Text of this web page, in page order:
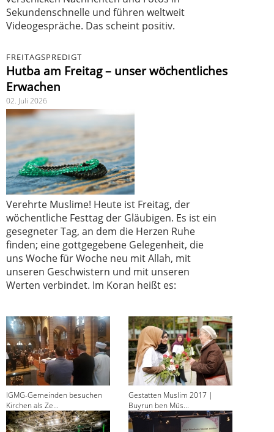
Sekundenschnelle und führen weltweit
Videogespräche. Das scheint positiv.
FREITAGSPREDIGT
Hutba am Freitag – unser wöchentliches
Erwachen
02. Juli 2026
Verehrte Muslime! Heute ist Freitag, der
wöchentliche Festtag der Gläubigen. Es ist ein
gesegneter Tag, an dem die Herzen Ruhe
finden; eine gottgegebene Gelegenheit, die
uns Woche für Woche neu mit Allah, mit
unseren Geschwistern und mit unseren
Werten verbindet. Im Koran heißt es:
IGMG-Gemeinden besuchen
Kirchen als Ze...
Gestatten Muslim 2017 |
Buyrun ben Müs...